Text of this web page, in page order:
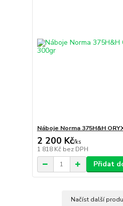
Náboje Norma 375H&H
2 200 Kč/ks
1 818 Kč bez DPH
Přidat
Načíst další